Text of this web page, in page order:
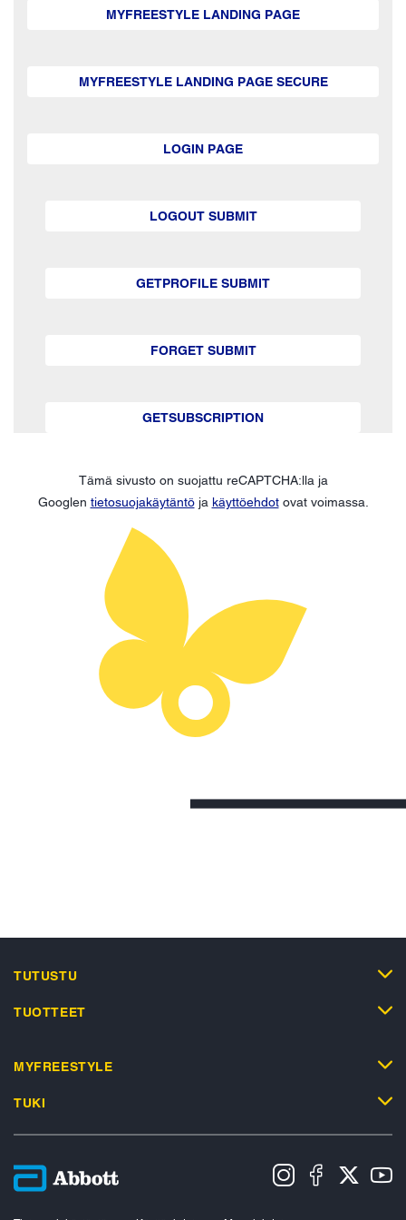
MYFREESTYLE LANDING PAGE
MYFREESTYLE LANDING PAGE SECURE
LOGIN PAGE
LOGOUT SUBMIT
GETPROFILE SUBMIT
FORGET SUBMIT
GETSUBSCRIPTION
Tämä sivusto on suojattu reCAPTCHA:lla ja
Googlen tietosuojakäytäntöja käyttöehdotovat voimassa.
TUTUSTU
TUOTTEET
MYFREESTYLE
TUKI